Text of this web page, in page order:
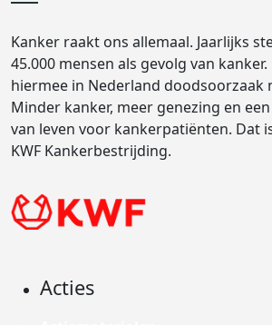
Kanker raakt ons allemaal. Jaarlijks
45.000 mensen als gevolg van kanker.
hiermee in Nederland doodsoorzaak
Minder kanker, meer genezing en
van leven voor kankerpatiënten. Dat
KWF Kankerbestrijding.
Acties